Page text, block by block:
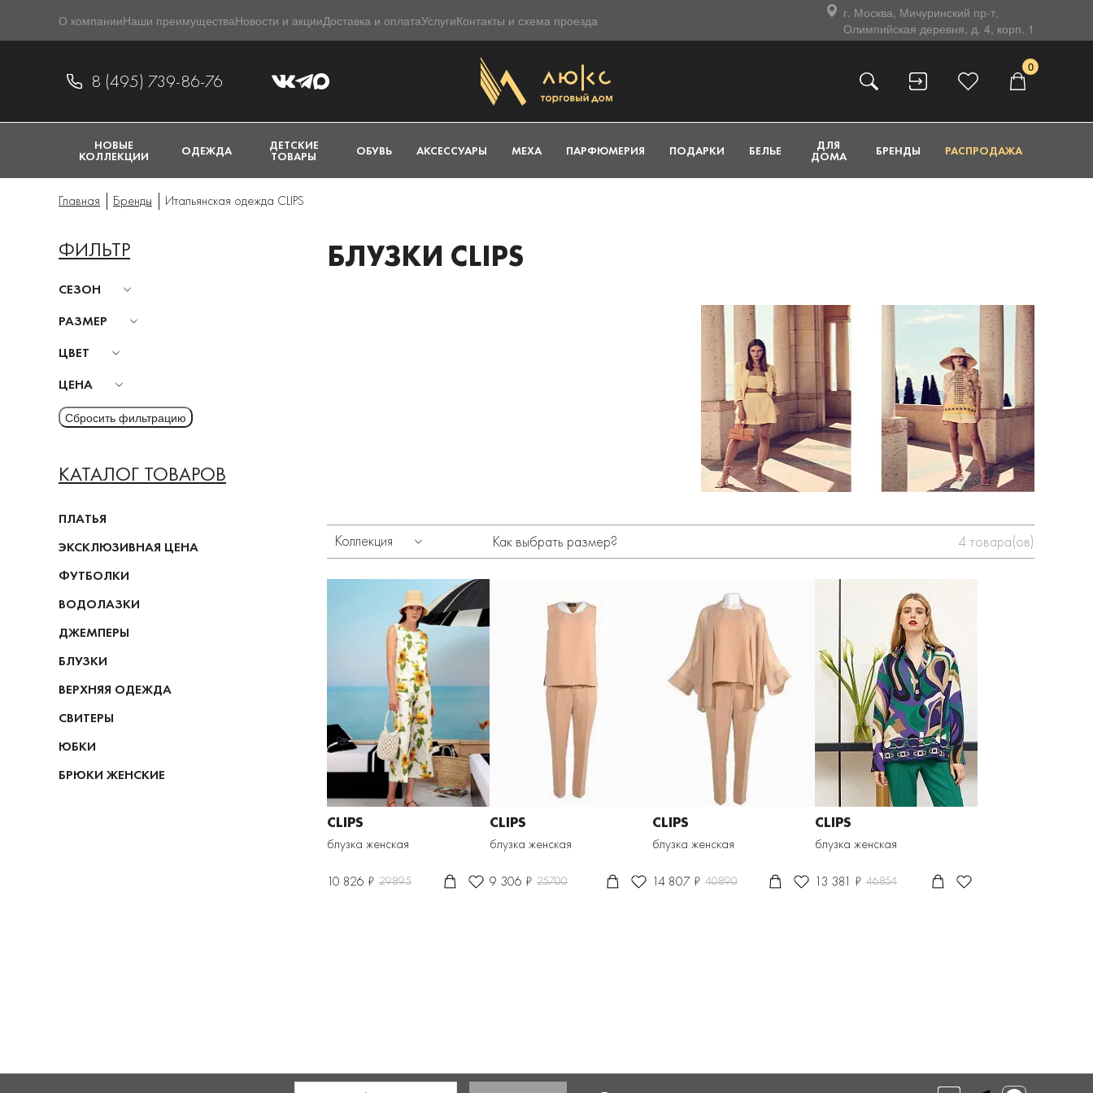
О компанииНаши преимуществаНовости и акцииДоставка и оплатаУслугиКонтакты и схема проезда
г. Москва, Мичуринский пр-т,
Олимпийская деревня, д. 4, корп. 1
8 (495) 739-86-76
0
НОВЫЕ
КОЛЛЕКЦИИ ОДЕЖДА ДЕТСКИЕ
ТОВАРЫ ОБУВЬ АКСЕССУАРЫ МЕХА ПАРФЮМЕРИЯ ПОДАРКИ БЕЛЬЕ ДЛЯ
ДОМА БРЕНДЫ РАСПРОДАЖА
Главная Бренды Итальянская одежда CLIPS
ФИЛЬТР
СЕЗОН
РАЗМЕР
ЦВЕТ
ЦЕНА
КАТАЛОГ ТОВАРОВ
ПЛАТЬЯ
ЭКСКЛЮЗИВНАЯ ЦЕНА
ФУТБОЛКИ
ВОДОЛАЗКИ
ДЖЕМПЕРЫ
БЛУЗКИ
ВЕРХНЯЯ ОДЕЖДА
СВИТЕРЫ
ЮБКИ
БРЮКИ ЖЕНСКИЕ
БЛУЗКИ CLIPS
Коллекция Как выбрать размер? 4товара(ов)
CLIPS
блузка женская
10 826 ₽ 29895
CLIPS
блузка женская
9 306 ₽ 25700
CLIPS
блузка женская
14 807 ₽ 40890
CLIPS
блузка женская
13 381 ₽ 46854